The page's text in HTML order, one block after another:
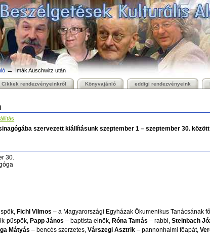
→Imák Auschwitz után
Cikkek rendezvényeinkről Könyvajánló eddigi rendezvényeink
szervezett kiállításunk szeptember 1 – szeptember 30.
30.
Fichl Vilmos – a Magyarországi Egyházak Ökumenikus Tanácsának
püspök, Papp János– baptista elnök, Róna Tamás– rabbi,Steinbach
Mátyás– bencés szerzetes,Várszegi Asztrik– pannonhalmi főapát,